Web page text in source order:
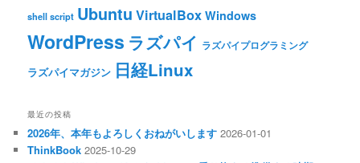
shell script Ubuntu VirtualBox Windows
WordPress ラズパイ ラズパイプログラミング
ラズパイマガジン 日経Linux
最近の投稿
2026年、本年もよろしくおねがいします 2026-01-01
ThinkBook 2025-10-29